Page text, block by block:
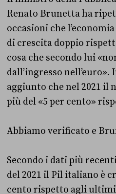
Renato Brunetta ha
occasioni che
di crescita doppio
cosa che secondo lui
dall’ingresso
aggiunto che nel 2021 il
più del «5 per cento»
Abbiamo verificato e
Secondo i dati più
del 2021 il Pil italiano è
cento rispetto agli ultimi